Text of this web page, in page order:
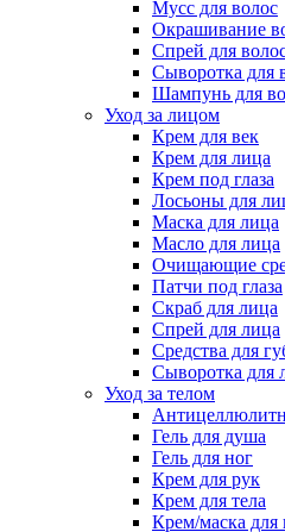
Мусс для волос
Окрашивание
Спрей для
Сыворотка для
Шампунь для
Уход за лицом
Крем для век
Крем для лица
Крем под глаза
Лосьоны для
Маска для лица
Масло для лица
Очищающие
Патчи под глаза
Скраб для лица
Спрей для лица
Средства для
Сыворотка для
Уход за телом
Гель для душа
Гель для ног
Крем для рук
Крем для тела
Крем/маска для